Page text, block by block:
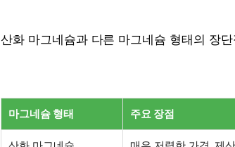
산화 마그네슘과 다른 마그네슘 형태의 장
마그네슘 형태 주요 장점